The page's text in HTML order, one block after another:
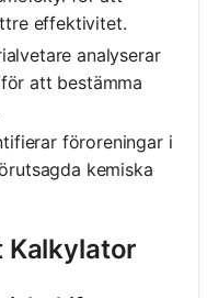
effektivitet.
analyserar
att bestämma
föroreningar i
kemiska
Kalkylator